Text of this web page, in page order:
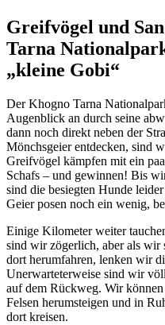
Greifvögel und
Tarna
„kleine Gobi“
Der Khogno Tarna
Augenblick an durch seine
dann noch direkt neben der
Mönchsgeier entdecken, sind
Greifvögel kämpfen mit ein
Schafs – und gewinnen! Bis
sind die besiegten Hunde
Geier posen noch ein wenig,
Einige Kilometer weiter
sind wir zögerlich, aber als wir
dort herumfahren, lenken wir
Unerwarteterweise sind wir
auf dem Rückweg. Wir
Felsen herumsteigen und in
dort kreisen.